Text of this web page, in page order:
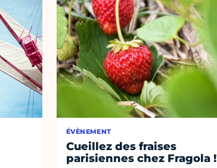
ÉVÈNEMENT
Cueillez des fraises
parisiennes chez Fragola !